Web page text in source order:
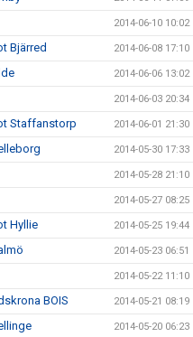
2014-06-10 10:02
Bjärred 2014-06-08 17:10
2014-06-06 13:02
2014-06-03 20:34
Staffanstorp 2014-06-01 21:30
2014-05-30 17:33
2014-05-28 21:10
2014-05-27 08:25
Hyllie 2014-05-25 19:44
2014-05-23 06:51
2014-05-22 11:10
BOIS 2014-05-21 08:19
2014-05-20 06:23